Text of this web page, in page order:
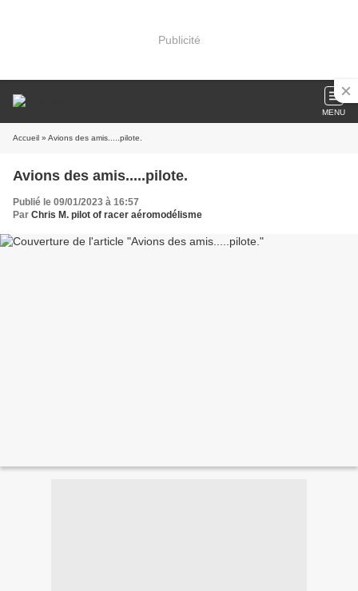
Publicité
MENU
Accueil » Avions des amis.....pilote.
Avions des amis.....pilote.
Publié le 09/01/2023 à 16:57
Par Chris M. pilot of racer aéromodélisme